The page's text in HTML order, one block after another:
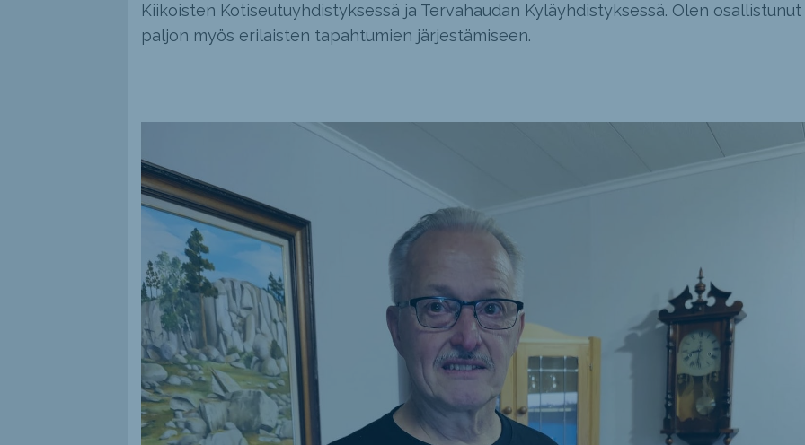
Kiikoisten Kotiseutuyhdistyksessä ja Tervahaudan Kyläyhdistyksessä. Olen osallistunut
paljon myös erilaisten tapahtumien järjestämiseen.